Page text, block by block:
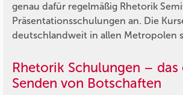
genau dafür regelmäßig Rhetorik
Präsentationsschulungen an. Die
deutschlandweit in allen Metropolen
Rhetorik Schulungen –
Senden von Botschaften